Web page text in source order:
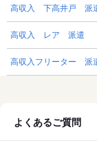
高収入 下高井戸 派
高収入 レア 派遣
高収入フリーター 派
よくあるご質問